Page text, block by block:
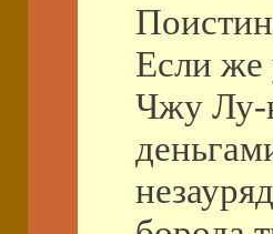
Если же
Чжу Лу-